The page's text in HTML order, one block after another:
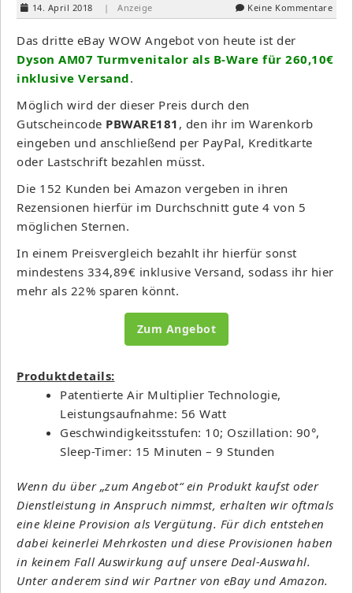
14. April 2018 | Anzeige Keine Kommentare
Das dritte eBay WOW Angebot von heute ist der
Dyson AM07 Turmvenitalor als B-Ware für 260,10€
inklusive Versand.
Möglich wird der dieser Preis durch den
Gutscheincode PBWARE181 , den ihr im Warenkorb
eingeben und anschließend per PayPal, Kreditkarte
oder Lastschrift bezahlen müsst.
Die 152 Kunden bei Amazon vergeben in ihren
Rezensionen hierfür im Durchschnitt gute 4 von 5
möglichen Sternen.
In einem Preisvergleich bezahlt ihr hierfür sonst
mindestens 334,89€ inklusive Versand, sodass ihr hier
mehr als 22% sparen könnt.
Zum Angebot
Produktdetails:
Patentierte Air Multiplier Technologie,
Leistungsaufnahme: 56 Watt
Geschwindigkeitsstufen: 10; Oszillation: 90°,
Sleep-Timer: 15 Minuten – 9 Stunden
Wenn du über „zum Angebot“ ein Produkt kaufst oder
Dienstleistung in Anspruch nimmst, erhalten wir oftmals
eine kleine Provision als Vergütung. Für dich entstehen
dabei keinerlei Mehrkosten und diese Provisionen haben
in keinem Fall Auswirkung auf unsere Deal-Auswahl.
Unter anderem sind wir Partner von eBay und Amazon.